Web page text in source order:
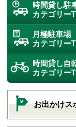
時間貸し駐
カテゴリー
月極駐車場
カテゴリー
時間貸し自
カテゴリー
お出かけス